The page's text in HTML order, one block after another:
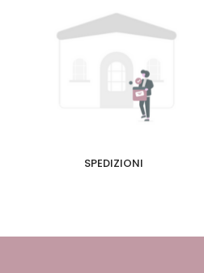
SPEDIZIONI